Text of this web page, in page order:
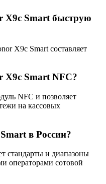
X9c Smart быструю
X9c Smart составляет
Smart NFC?
NFC и позволяет
на кассовых
в России?
стандарты и диапазоны
операторами сотовой